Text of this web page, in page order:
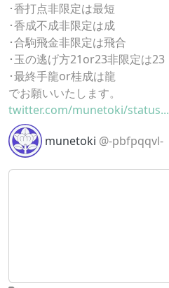
･香打点非限定は最短
･香成不成非限定は成
･合駒飛金非限定は飛合
･玉の逃げ方21or23非限定は23
･最終手龍or桂成は龍
でお願いいたします。
twitter.com/munetoki/status...
munetoki @-pbfpqqvl-